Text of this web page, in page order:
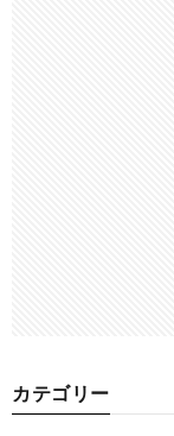
カテゴリー